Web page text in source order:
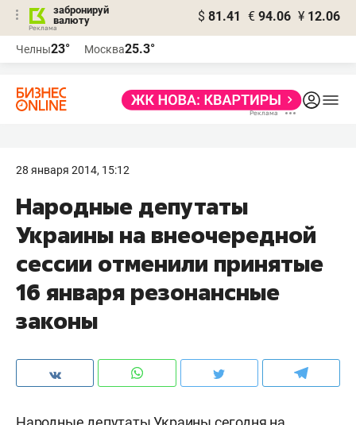
забронируй
валюту
$ 81.41 € 94.06 ¥ 12.06
Челны23° Москва25.3°
28 января 2014, 15:12
Народные депутаты
Украины на внеочередной
сессии отменили принятые
16 января резонансные
законы